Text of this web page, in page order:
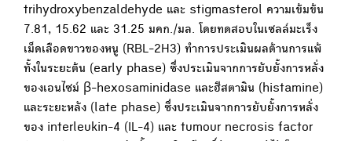
trihydroxybenzaldehyde และ stigmasterol ความเข้มข้น
7.81, 15.62 และ 31.25 มคก./มล. โดยทดสอบในเซลล์มะเร็ง
เม็ดเลือดขาวของหนู (RBL-2H3) ทำการประเมินผลต้านการแพ้
ทั้งในระยะต้น (early phase) ซึ่งประเมินจากการยับยั้งการหลั่ง
ของเอนไซม์ β-hexosaminidase และฮีสตามิน (histamine)
และระยะหลัง (late phase) ซึ่งประเมินจากการยับยั้งการหลั่ง
ของ interleukin-4 (IL-4) และ tumour necrosis factor